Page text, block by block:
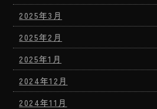
2025年3月
2025年2月
2025年1月
2024年12月
2024年11月